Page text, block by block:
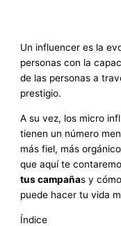
Un influencer es la
personas con la
de las personas a
prestigio.
A su vez, los micro
tienen un número
más fiel, más
que aquí te
tus campañas y
puede hacer tu vida
Índice